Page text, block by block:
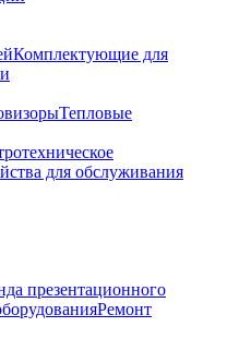
Комплектующие для
Тепловые
для обслуживания
презентационного
Ремонт